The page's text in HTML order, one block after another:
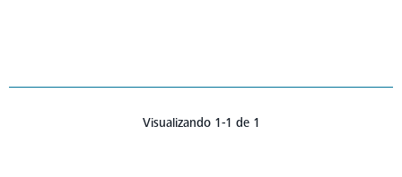
Visualizando 1-1 de 1